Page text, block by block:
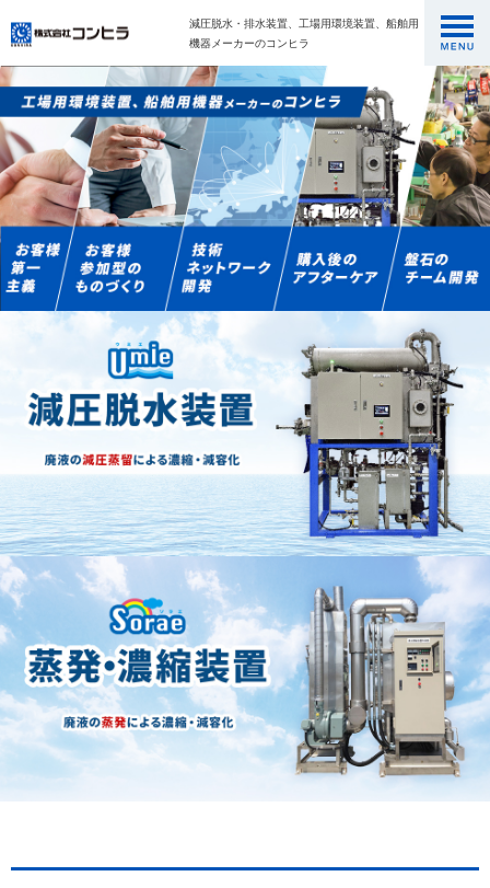
減圧脱水・排水装置、工場用環境装置、船舶用
機器メーカーのコンヒラ